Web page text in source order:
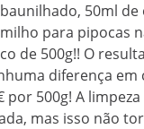
50ml de
para pipocas
de 500g!! O
diferença em
por 500g! A
mas isso não